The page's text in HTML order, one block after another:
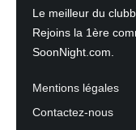
Le meilleur du
Rejoins la 1ère
SoonNight.com.
Mentions légales
Contactez-nous